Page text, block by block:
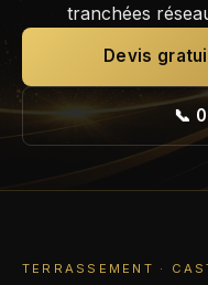
tranchées
Devis
📞
TERRASSEMENT ·